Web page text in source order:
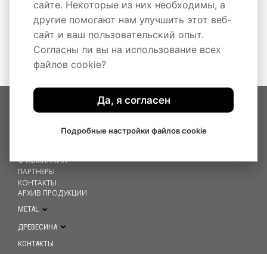
COOLcut Antifreeze
ГЛАВНАЯ
О КОМПАНИИ
ПАРТНЕРЫ
КОНТАКТЫ
АРХИВ ПРОДУКЦИИ
METAL
ДРЕВЕСИНА
КОНТАКТЫ
сайте. Некоторые из них необходимы, а
другие помогают нам улучшить этот веб-
сайт и ваш пользовательский опыт.
Согласны ли вы на использование всех
файлов cookie?
Да, я согласен
Подробные настройки файлов cookie